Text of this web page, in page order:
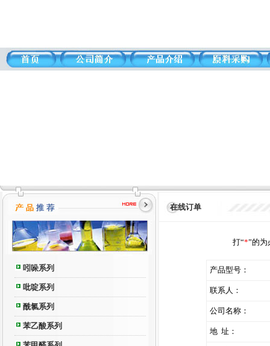
吲哚系列
吡啶系列
酰氯系列
苯乙酸系列
在线订单
打“*”的
产品型号：
联系人：
公司名称：
地 址：